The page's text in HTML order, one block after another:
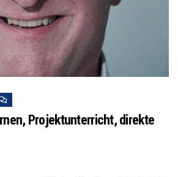
Projektunterricht, direkte